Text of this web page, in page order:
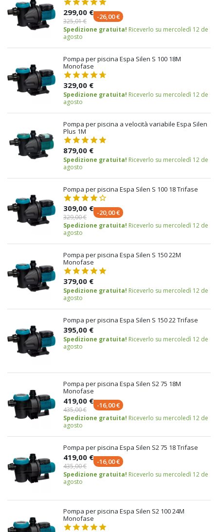
299,00 €
325,01 €
-26,00 €
Spedizione gratuita! Riceverlo su mercoledì 12 de
agosto
Pompa per piscina Espa Silen S 100 18M
Monofase
329,00 €
Spedizione gratuita! Riceverlo su mercoledì 12 de
agosto
Pompa per piscina a velocità variabile Espa Silen
Plus 1M
879,00 €
Spedizione gratuita! Riceverlo su mercoledì 12 de
agosto
Pompa per piscina Espa Silen S 100 18 Trifase
309,00 €
329,00 €
-20,00 €
Spedizione gratuita! Riceverlo su mercoledì 12 de
agosto
Pompa per piscina Espa Silen S 150 22M
Monofase
379,00 €
Spedizione gratuita! Riceverlo su mercoledì 12 de
agosto
Pompa per piscina Espa Silen S 150 22 Trifase
395,00 €
Spedizione gratuita! Riceverlo su mercoledì 12 de
agosto
Pompa per piscina Espa Silen S2 75 18M
Monofase
419,00 €
435,00 €
-16,00 €
Spedizione gratuita! Riceverlo su mercoledì 12 de
agosto
Pompa per piscina Espa Silen S2 75 18 Trifase
419,00 €
435,00 €
-16,00 €
Spedizione gratuita! Riceverlo su mercoledì 12 de
agosto
Pompa per piscina Espa Silen S2 100 24M
Monofase